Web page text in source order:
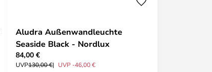
Aludra Außenwandleuchte
Seaside Black - Nordlux
84,00 €
UVP130,00 € UVP -46,00 €